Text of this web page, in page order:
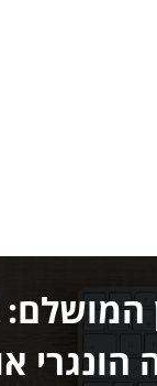
המושלם:
הונגרי